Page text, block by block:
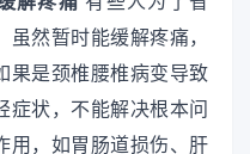
然暂时能缓解疼痛，
果是颈椎腰椎病变导致
症状，不能解决根本问
用，如胃肠道损伤、肝